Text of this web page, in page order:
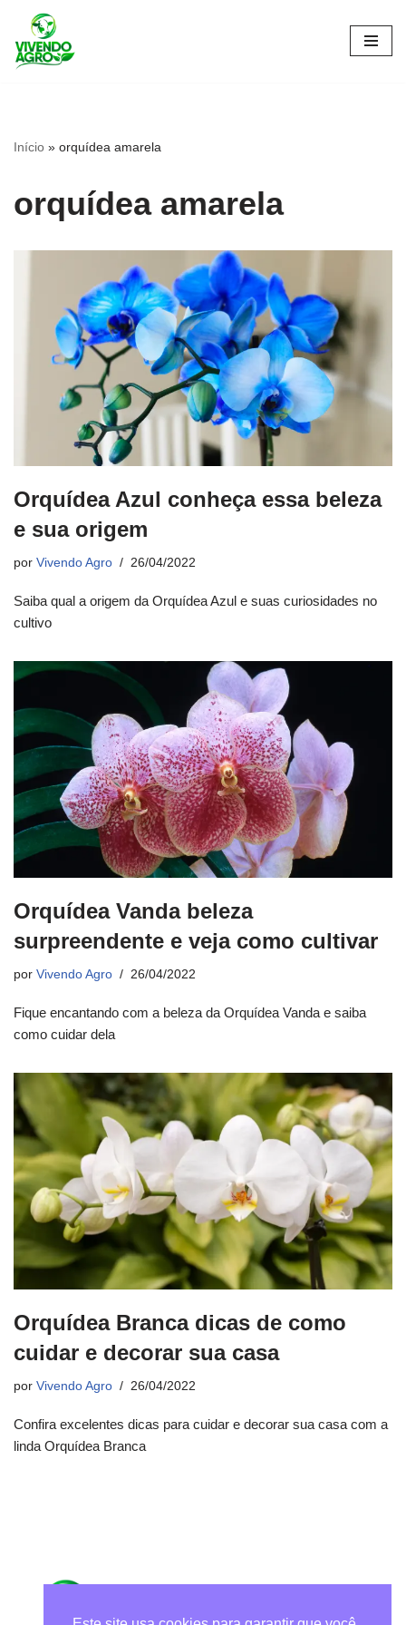
Pular
para
Início » orquídea amarela
orquídea amarela
Orquídea Azul conheça essa beleza
e sua origem
por Vivendo Agro 26/04/2022
Saiba qual a origem da Orquídea Azul e suas curiosidades no
cultivo
Orquídea Vanda beleza
surpreendente e veja como cultivar
por Vivendo Agro 26/04/2022
Fique encantando com a beleza da Orquídea Vanda e saiba
como cuidar dela
Orquídea Branca dicas de como
cuidar e decorar sua casa
por Vivendo Agro 26/04/2022
Confira excelentes dicas para cuidar e decorar sua casa com a
linda Orquídea Branca